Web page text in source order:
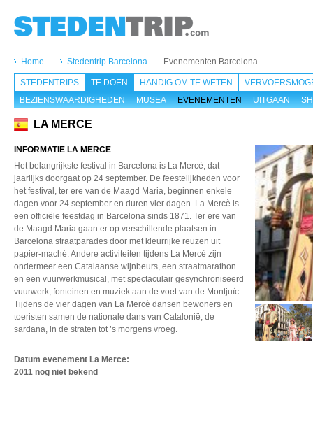
Home Stedentrip Barcelona Evenementen Barcelona
STEDENTRIPS
TE DOEN
BEZIENSWAARDIGHEDEN
MUSEA EVENEMENTEN UITGAAN
HANDIG OM TE WETEN
LA MERCE
INFORMATIE LA MERCE
Het belangrijkste festival in Barcelona is La Mercè, dat
jaarlijks doorgaat op 24 september. De feestelijkheden voor
het festival, ter ere van de Maagd Maria, beginnen enkele
dagen voor 24 september en duren vier dagen. La Mercè is
een officiële feestdag in Barcelona sinds 1871. Ter ere van
de Maagd Maria gaan er op verschillende plaatsen in
Barcelona straatparades door met kleurrijke reuzen uit
papier-maché. Andere activiteiten tijdens La Mercè zijn
ondermeer een Catalaanse wijnbeurs, een straatmarathon
en een vuurwerkmusical, met spectaculair gesynchroniseerd
vuurwerk, fonteinen en muziek aan de voet van de Montjuïc.
Tijdens de vier dagen van La Mercè dansen bewoners en
toeristen samen de nationale dans van Catalonië, de
sardana, in de straten tot ’s morgens vroeg.
Datum evenement La Merce:
2011 nog niet bekend